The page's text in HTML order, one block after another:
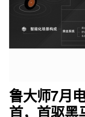
鲁大师7月
首，首驱黑